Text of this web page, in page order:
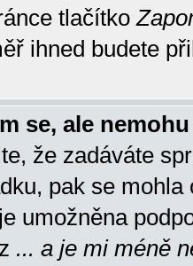
tlačítko
ihned budete
se, ale
že zadáváte
pak se
umožněna
... a je mi méně